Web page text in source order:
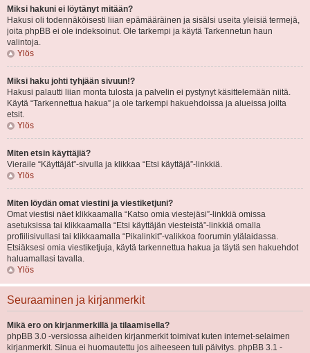
Miksi hakuni ei löytänyt mitään?
Hakusi oli todennäköisesti liian epämääräinen ja sisälsi useita yleisiä termejä,
joita phpBB ei ole indeksoinut. Ole tarkempi ja käytä Tarkennetun haun
valintoja.
Ylös
Miksi haku johti tyhjään sivuun!?
Hakusi palautti liian monta tulosta ja palvelin ei pystynyt käsittelemään niitä.
Käytä “Tarkennettua hakua” ja ole tarkempi hakuehdoissa ja alueissa joilta
etsit.
Ylös
Miten etsin käyttäjiä?
Vieraile “Käyttäjät”-sivulla ja klikkaa “Etsi käyttäjä”-linkkiä.
Ylös
Miten löydän omat viestini ja viestiketjuni?
Omat viestisi näet klikkaamalla “Katso omia viestejäsi”-linkkiä omissa
asetuksissa tai klikkaamalla “Etsi käyttäjän viesteistä”-linkkiä omalla
profiilisivullasi tai klikkaamalla “Pikalinkit”-valikkoa foorumin ylälaidassa.
Etsiäksesi omia viestiketjuja, käytä tarkennettua hakua ja täytä sen hakuehdot
haluamallasi tavalla.
Ylös
Seuraaminen ja kirjanmerkit
Mikä ero on kirjanmerkillä ja tilaamisella?
phpBB 3.0 -versiossa aiheiden kirjanmerkit toimivat kuten internet-selaimen
kirjanmerkit. Sinua ei huomautettu jos aiheeseen tuli päivitys. phpBB 3.1 -